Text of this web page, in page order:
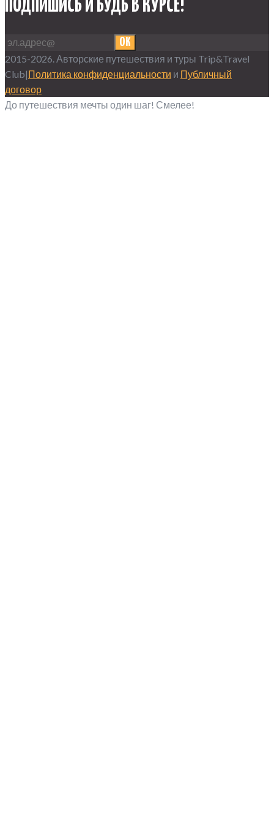
ПОДПИШИСЬ И БУДЬ В КУРСЕ!
OK
2015-2026. Авторские путешествия и туры Trip&Travel
Club|Политика конфиденциальности и Публичный
договор
До путешествия мечты один шаг! Смелее!